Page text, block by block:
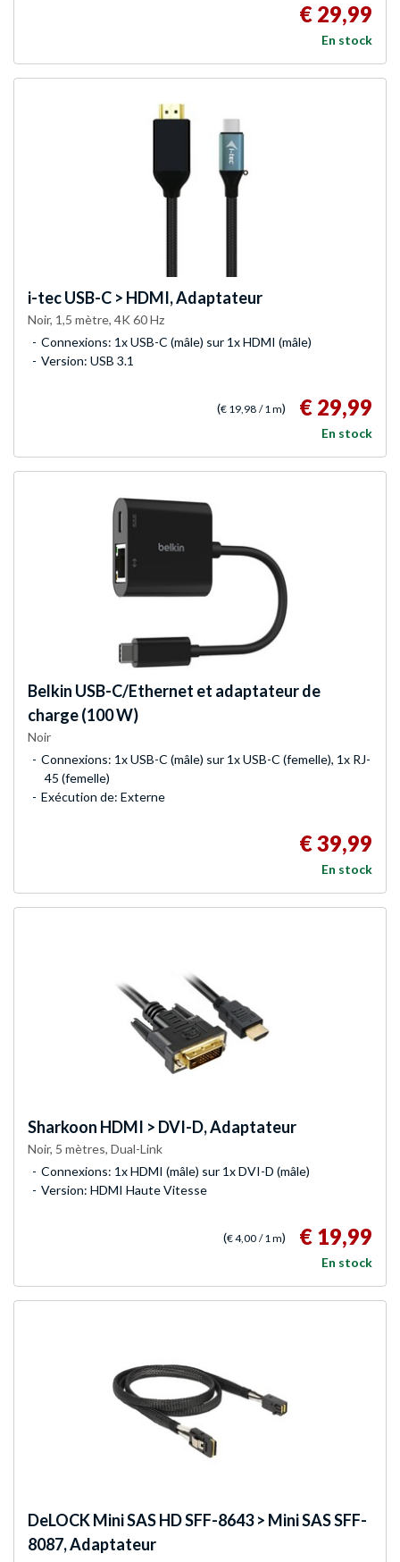
€ 29,99
En stock
i-tecUSB-C > HDMI, Adaptateur
Noir, 1,5 mètre, 4K 60 Hz
Connexions: 1x USB-C (mâle) sur 1x HDMI (mâle)
Version: USB 3.1
(€ 19,98 / 1 m) € 29,99
En stock
Belkin USB-C/Ethernet et adaptateur de
charge (100 W)
Noir
Connexions: 1x USB-C (mâle) sur 1x USB-C (femelle), 1x RJ-
45 (femelle)
Exécution de: Externe
€ 39,99
En stock
Sharkoon HDMI > DVI-D, Adaptateur
Noir, 5 mètres, Dual-Link
Connexions: 1x HDMI (mâle) sur 1x DVI-D (mâle)
Version: HDMI Haute Vitesse
(€ 4,00 / 1 m) € 19,99
En stock
DeLOCKMini SAS HD SFF-8643 > Mini SAS SFF-
8087, Adaptateur